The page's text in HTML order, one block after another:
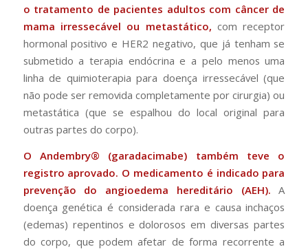
o tratamento de pacientes adultos com câncer de
mama irressecável ou metastático,com receptor
hormonal positivo e HER2 negativo, que já tenham se
submetido a terapia endócrina e a pelo menos uma
linha de quimioterapia para doença irressecável (que
não pode ser removida completamente por cirurgia) ou
metastática (que se espalhou do local original para
outras partes do corpo).
O Andembry® (garadacimabe) também teve o
registro aprovado. O medicamento é indicado para
prevenção do angioedema hereditário (AEH).A
doença genética é considerada rara e causa inchaços
(edemas) repentinos e dolorosos em diversas partes
do corpo, que podem afetar de forma recorrente a